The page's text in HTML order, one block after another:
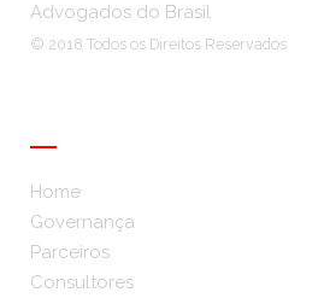
Advogados do Brasil
© 2018 Todos os Direitos Reservados
Home
Governança
Parceiros
Consultores